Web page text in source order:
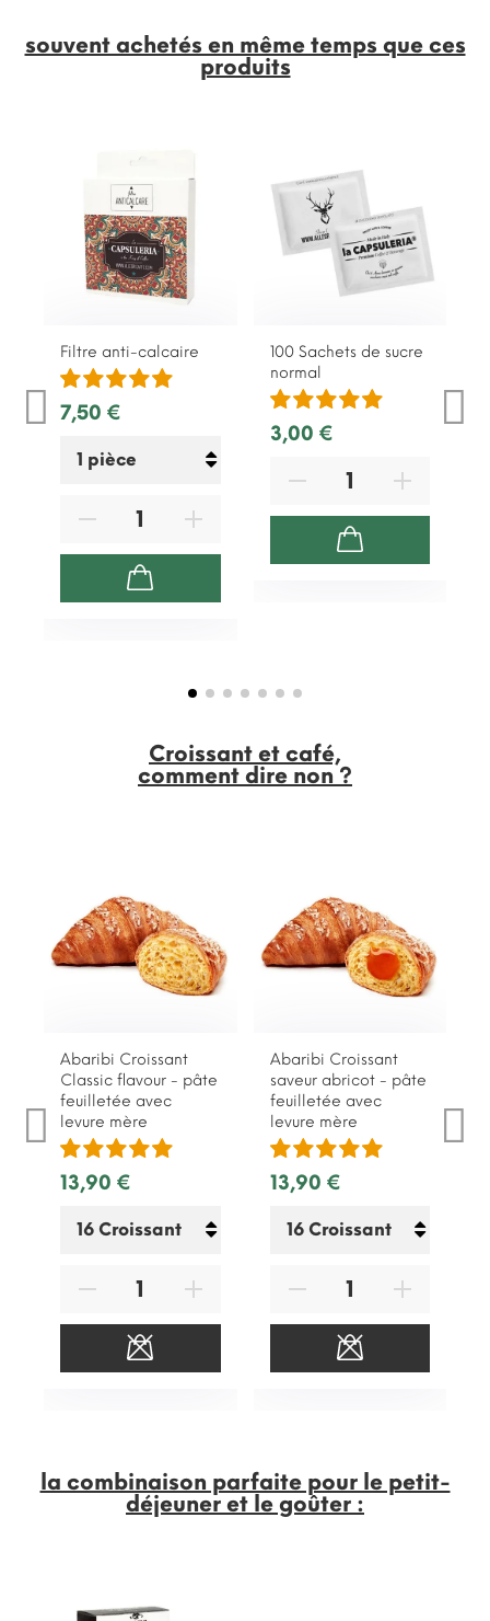
souvent achetés en même temps que ces
produits
Filtre anti-calcaire
7,50 €
100 Sachets de sucre
normal
3,00 €
Croissant et café,
comment dire non ?
Abaribi Croissant
Classic flavour - pâte
feuilletée avec
levure mère
13,90 €
Abaribi Croissant
saveur abricot - pâte
feuilletée avec
levure mère
13,90 €
la combinaison parfaite pour le petit-
déjeuner et le goûter :